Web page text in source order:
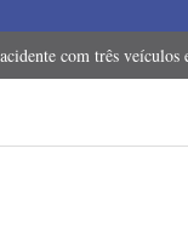
com três veículos